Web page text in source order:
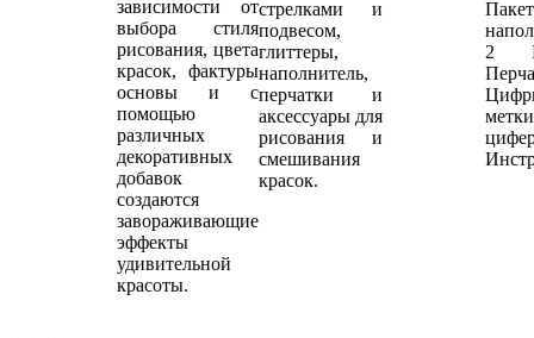
зависимости от
выбора стиля
рисования, цвета
красок, фактуры
основы и с
помощью
различных
декоративных
добавок
создаются
завораживающие
эффекты
удивительной
красоты.
стрелками и
подвесом,
глиттеры,
наполнитель,
перчатки и
аксессуары для
рисования и
смешивания
красок.
2